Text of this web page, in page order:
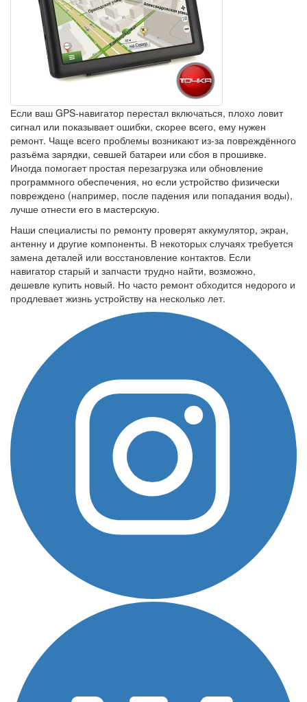
Если ваш GPS-навигатор перестал включаться, плохо ловит
сигнал или показывает ошибки, скорее всего, ему нужен
ремонт. Чаще всего проблемы возникают из-за повреждённого
разъёма зарядки, севшей батареи или сбоя в прошивке.
Иногда помогает простая перезагрузка или обновление
программного обеспечения, но если устройство физически
повреждено (например, после падения или попадания воды),
лучше отнести его в мастерскую.
Наши специалисты по ремонту проверят аккумулятор, экран,
антенну и другие компоненты. В некоторых случаях требуется
замена деталей или восстановление контактов. Если
навигатор старый и запчасти трудно найти, возможно,
дешевле купить новый. Но часто ремонт обходится недорого и
продлевает жизнь устройству на несколько лет.